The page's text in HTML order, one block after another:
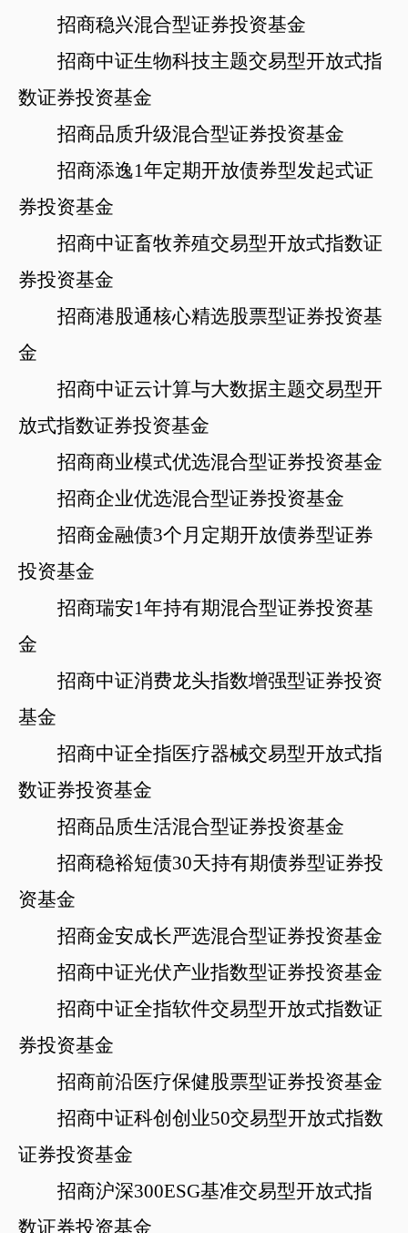
招商稳兴混合型证券投资基金
招商中证生物科技主题交易型开放式指
数证券投资基金
招商品质升级混合型证券投资基金
招商添逸1年定期开放债券型发起式证
券投资基金
招商中证畜牧养殖交易型开放式指数证
券投资基金
招商港股通核心精选股票型证券投资基
金
招商中证云计算与大数据主题交易型开
放式指数证券投资基金
招商商业模式优选混合型证券投资基金
招商企业优选混合型证券投资基金
招商金融债3个月定期开放债券型证券
投资基金
招商瑞安1年持有期混合型证券投资基
金
招商中证消费龙头指数增强型证券投资
基金
招商中证全指医疗器械交易型开放式指
数证券投资基金
招商品质生活混合型证券投资基金
招商稳裕短债30天持有期债券型证券投
资基金
招商金安成长严选混合型证券投资基金
招商中证光伏产业指数型证券投资基金
招商中证全指软件交易型开放式指数证
券投资基金
招商前沿医疗保健股票型证券投资基金
招商中证科创创业50交易型开放式指数
证券投资基金
招商沪深300ESG基准交易型开放式指
数证券投资基金